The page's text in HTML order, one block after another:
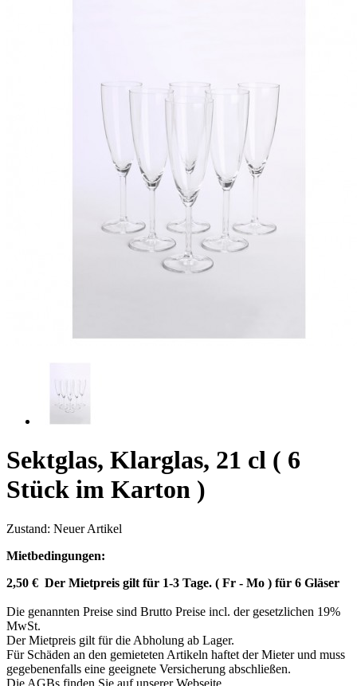
Sektglas, Klarglas, 21 cl ( 6
Stück im Karton )
Zustand: Neuer Artikel
Mietbedingungen:
2,50 € Der Mietpreis gilt für 1-3 Tage. ( Fr - Mo ) für 6 Gläser
Die genannten Preise sind Brutto Preise incl. der gesetzlichen 19%
MwSt.
Der Mietpreis gilt für die Abholung ab Lager.
Für Schäden an den gemieteten Artikeln haftet der Mieter und muss
gegebenenfalls eine geeignete Versicherung abschließen.
Die AGBs finden Sie auf unserer Webseite